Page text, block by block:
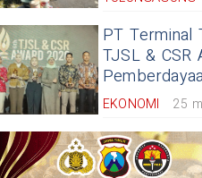
PT Terminal
TJSL & CSR
EKONOMI 25